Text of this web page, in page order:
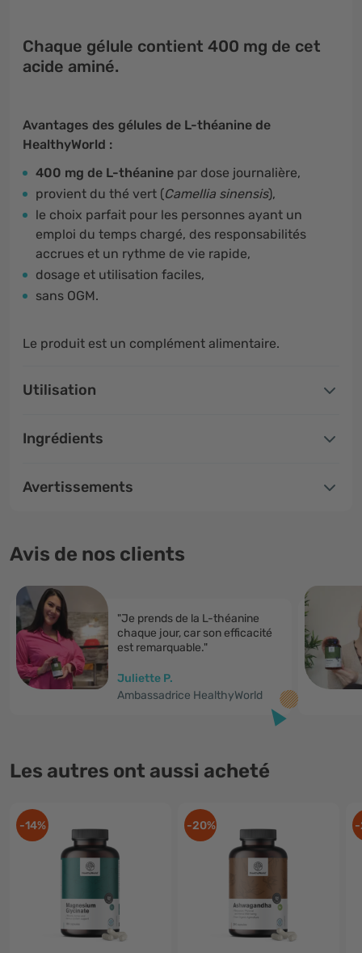
Chaque gélule contient 400 mg de cet
acide aminé.
Avantages des gélules de L-théanine de
HealthyWorld :
400 mg de L-théanine par dose journalière,
provient du thé vert (Camellia sinensis),
le choix parfait pour les personnes ayant un
emploi du temps chargé, des responsabilités
accrues et un rythme de vie rapide,
dosage et utilisation faciles,
sans OGM.
Le produit est un complément alimentaire.
Utilisation
Ingrédients
Avertissements
Avis de nos clients
"Je prends de la L-théanine
chaque jour, car son efficacité
est remarquable."
Juliette P.
Ambassadrice HealthyWorld
Les autres ont aussi acheté
-14% -20% -